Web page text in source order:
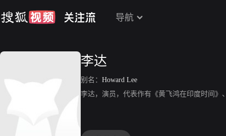
导航
李达
别名： Howard Lee
李达，演员，代表作有《黄飞鸿在印度时间